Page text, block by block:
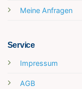
Meine Anfragen
Service
Impressum
AGB